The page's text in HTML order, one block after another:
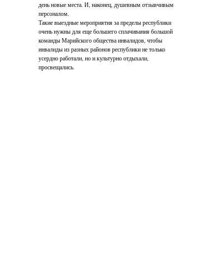
день новые места. И, наконец, душевным отзывчивым
персоналом.
Такие выездные мероприятия за пределы республики
очень нужны для еще большего сплачивания большой
команды Марийского общества инвалидов, чтобы
инвалиды из разных районов республики не только
усердно работали, но и культурно отдыхали,
просвещались.